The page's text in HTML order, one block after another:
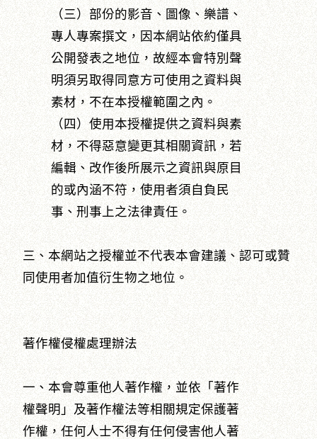
（三）部份的影音、圖像、樂譜、
專人專案撰文，因本網站依約僅具
公開發表之地位，故經本會特別聲
明須另取得同意方可使用之資料與
素材，不在本授權範圍之內。
（四）使用本授權提供之資料與素
材，不得惡意變更其相關資訊，若
編輯、改作後所展示之資訊與原目
的或內涵不符，使用者須自負民
事、刑事上之法律責任。
三、本網站之授權並不代表本會建議、認可或贊
同使用者加值衍生物之地位。
著作權侵權處理辦法
一、本會尊重他人著作權，並依「著作
權聲明」及著作權法等相關規定保護著
作權，任何人士不得有任何侵害他人著